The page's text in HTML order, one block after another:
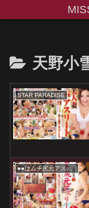
天野小
STAR PARADISE
●●はムチ尻元アスリート